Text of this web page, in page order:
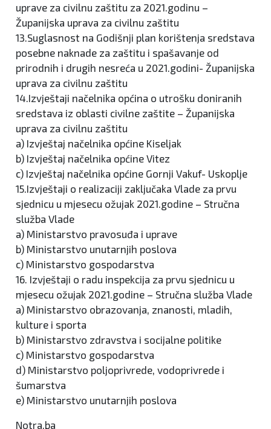
uprave za civilnu zaštitu za 2021.godinu –
Županijska uprava za civilnu zaštitu
13.Suglasnost na Godišnji plan korištenja sredstava
posebne naknade za zaštitu i spašavanje od
prirodnih i drugih nesreća u 2021.godini- Županijska
uprava za civilnu zaštitu
14.Izvještaji načelnika općina o utrošku doniranih
sredstava iz oblasti civilne zaštite – Županijska
uprava za civilnu zaštitu
a) Izvještaj načelnika općine Kiseljak
b) Izvještaj načelnika općine Vitez
c) Izvještaj načelnika općine Gornji Vakuf- Uskoplje
15.Izvještaji o realizaciji zaključaka Vlade za prvu
sjednicu u mjesecu ožujak 2021.godine – Stručna
služba Vlade
a) Ministarstvo pravosuđa i uprave
b) Ministarstvo unutarnjih poslova
c) Ministarstvo gospodarstva
16. Izvještaji o radu inspekcija za prvu sjednicu u
mjesecu ožujak 2021.godine – Stručna služba Vlade
a) Ministarstvo obrazovanja, znanosti, mladih,
kulture i sporta
b) Ministarstvo zdravstva i socijalne politike
c) Ministarstvo gospodarstva
d) Ministarstvo poljoprivrede, vodoprivrede i
šumarstva
e) Ministarstvo unutarnjih poslova
Notra.ba